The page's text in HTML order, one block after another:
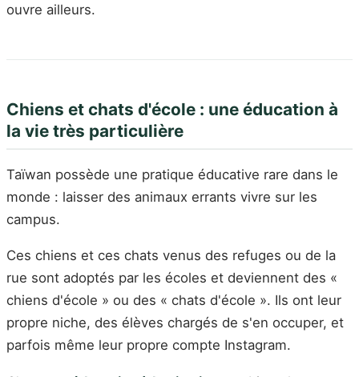
ouvre ailleurs.
Chiens et chats d'école : une éducation à
la vie très particulière
Taïwan possède une pratique éducative rare dans le
monde : laisser des animaux errants vivre sur les
campus.
Ces chiens et ces chats venus des refuges ou de la
rue sont adoptés par les écoles et deviennent des «
chiens d'école » ou des « chats d'école ». Ils ont leur
propre niche, des élèves chargés de s'en occuper, et
parfois même leur propre compte Instagram.